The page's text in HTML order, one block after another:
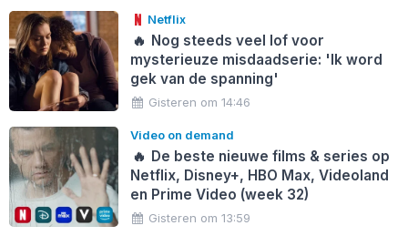
Netflix
🔥 Nog steeds veel lof voor
mysterieuze misdaadserie: 'Ik word
gek van de spanning'
Gisteren om 14:46
Video on demand
🔥 De beste nieuwe films & series op
Netflix, Disney+, HBO Max, Videoland
en Prime Video (week 32)
Gisteren om 13:59